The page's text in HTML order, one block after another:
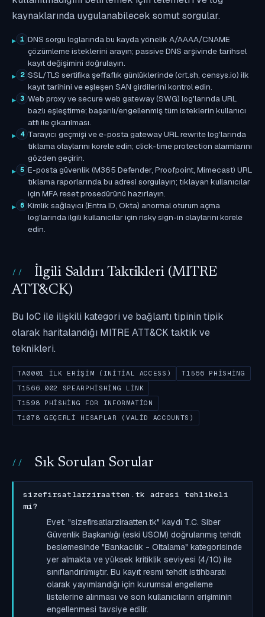
kaynaklarında uygulanabilecek somut sorgular.
1 DNS sorgu loglarında bu kayda yönelik A/AAAA/CNAME
çözümleme isteklerini arayın; passive DNS arşivinde tarihsel
kayıt değişimini doğrulayın.
2 SSL/TLS sertifika şeffaflık günlüklerinde (crt.sh, censys.io) ilk
kayıt tarihini ve eşleşen SAN girdilerini kontrol edin.
3 Web proxy ve secure web gateway (SWG) log'larında URL
bazlı eşleştirme; başarılı/engellenmiş tüm isteklerin kullanıcı
atfı ile çıkarılması.
4 Tarayıcı geçmişi ve e-posta gateway URL rewrite log'larında
tıklama olaylarını korele edin; click-time protection alarmlarını
gözden geçirin.
5 E-posta güvenlik (M365 Defender, Proofpoint, Mimecast) URL
tıklama raporlarında bu adresi sorgulayın; tıklayan kullanıcılar
için MFA reset prosedürünü hazırlayın.
6 Kimlik sağlayıcı (Entra ID, Okta) anormal oturum açma
log'larında ilgili kullanıcılar için risky sign-in olaylarını korele
edin.
İlgili Saldırı Taktikleri (MITRE
ATT&CK)
Bu IoC ile ilişkili kategori ve bağlantı tipinin tipik
olarak haritalandığı MITRE ATT&CK taktik ve
teknikleri.
TA0001 İLK ERIŞIM (INITIAL ACCESS)
T1566 PHISHING
T1566.002 SPEARPHISHING LINK
T1598 PHISHING FOR INFORMATION
T1078 GEÇERLI HESAPLAR (VALID ACCOUNTS)
Sık Sorulan Sorular
sizefirsatlarziraatten.tk adresi tehlikeli
mi?
Evet. "sizefirsatlarziraatten.tk" kaydı T.C. Siber
Güvenlik Başkanlığı (eski USOM) doğrulanmış tehdit
beslemesinde "Bankacılık - Oltalama" kategorisinde
yer almakta ve yüksek kritiklik seviyesi (4/10) ile
sınıflandırılmıştır. Bu kayıt resmi tehdit istihbaratı
olarak yayımlandığı için kurumsal engelleme
listelerine alınması ve son kullanıcıların erişiminin
engellenmesi tavsiye edilir.